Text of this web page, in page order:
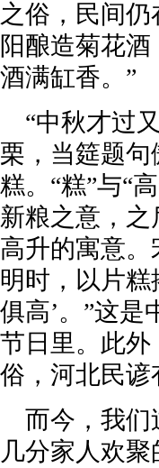
之俗，民间
阳酿造菊花
酒满缸香。”
“中秋才过
栗，当筵题
糕。“糕”与“
新粮之意，之
高升的寓意
明时，以片糕
俱高’。”这
节日里。此
俗，河北民谚
而今，我们
几分家人欢